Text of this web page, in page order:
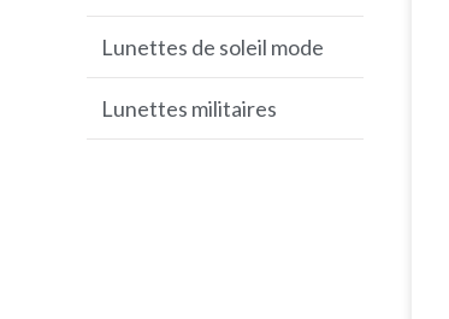
baseball
Lunettes de soleil mode
Lunettes militaires